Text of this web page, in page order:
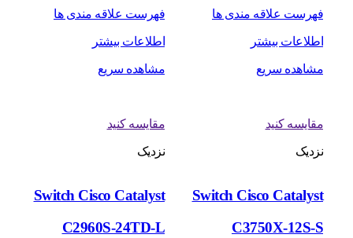
فهرست علاقه مندی ها
اطلاعات بیشتر
مشاهده سریع
فهرست علاقه مندی ها
اطلاعات بیشتر
مشاهده سریع
مقایسه کنید
نزدیک
Switch Cisco Catalyst
C3750X-12S-S
مقایسه کنید
نزدیک
Switch Cisco Catalyst
C2960S-24TD-L